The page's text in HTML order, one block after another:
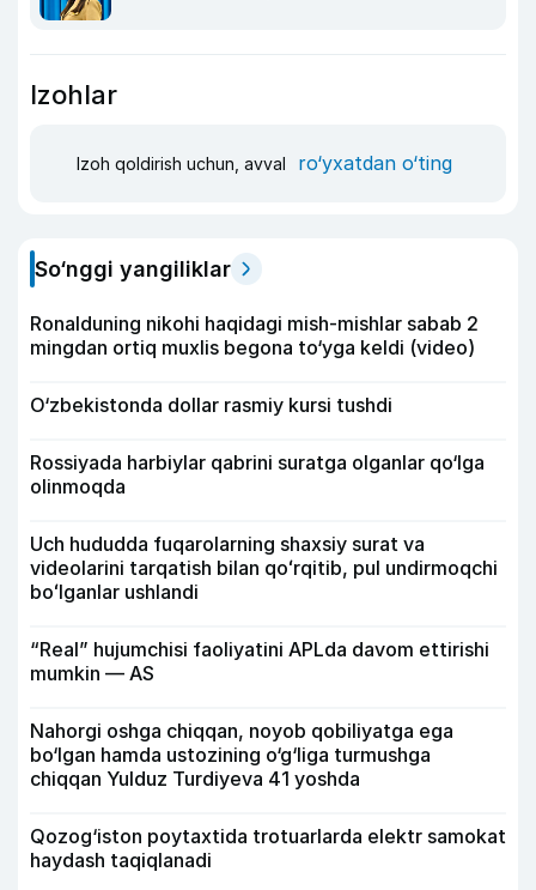
Izohlar
Izoh qoldirish uchun, avval ro‘yxatdan o‘ting
So‘nggi yangiliklar
Ronalduning nikohi haqidagi mish-mishlar sabab 2
mingdan ortiq muxlis begona to‘yga keldi (video)
O‘zbekistonda dollar rasmiy kursi tushdi
Rossiyada harbiylar qabrini suratga olganlar qo‘lga
olinmoqda
Uch hududda fuqarolarning shaxsiy surat va
videolarini tarqatish bilan qoʻrqitib, pul undirmoqchi
boʻlganlar ushlandi
“Real” hujumchisi faoliyatini APLda davom ettirishi
mumkin — AS
Nahorgi oshga chiqqan, noyob qobiliyatga ega
bo‘lgan hamda ustozining o‘g‘liga turmushga
chiqqan Yulduz Turdiyeva 41 yoshda
Qozog‘iston poytaxtida trotuarlarda elektr samokat
haydash taqiqlanadi